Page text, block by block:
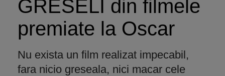
GRESELI din filmele
premiate la Oscar
Nu exista un film realizat impecabil,
fara nicio greseala, nici macar cele